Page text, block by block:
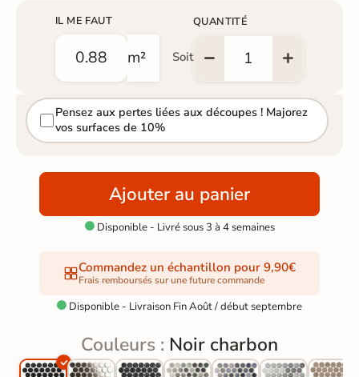
IL ME FAUT
m² Soit
QUANTITÉ
Pensez aux pertes liées aux découpes ! Majorez
vos surfaces de 10%
Ajouter au panier
Disponible - Livré sous 3 à 4 semaines
Commandez un échantillon pour 9,90€
Frais remboursés sur une future commande
 Disponible - Livraison Fin Août / début septembre
Couleurs : Noir charbon